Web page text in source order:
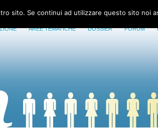
AREE TEMATICHE DOSSIER FORUM
sito. Se continui ad utilizzare questo sito noi